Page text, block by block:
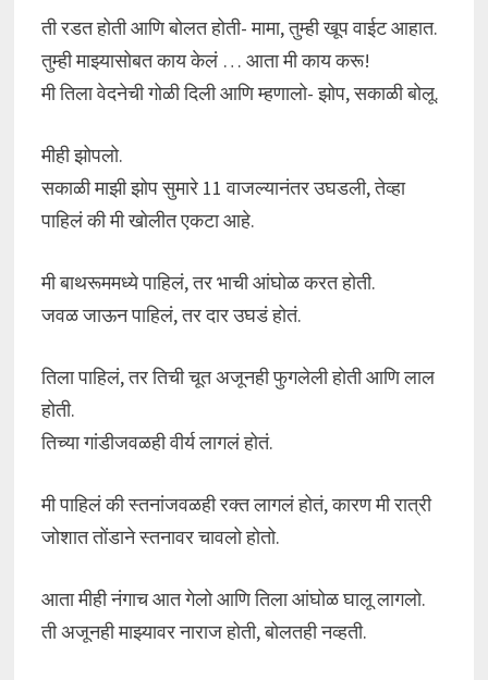
ती रडत होती आणि बोलत होती- मामा, तुम्ही खूप वाईट आहात.
तुम्ही माझ्यासोबत काय केलं … आता मी काय करू!
मी तिला वेदनेची गोळी दिली आणि म्हणालो- झोप, सकाळी बोलू.
मीही झोपलो.
सकाळी माझी झोप सुमारे 11 वाजल्यानंतर उघडली, तेव्हा
पाहिलं की मी खोलीत एकटा आहे.
मी बाथरूममध्ये पाहिलं, तर भाची आंघोळ करत होती.
जवळ जाऊन पाहिलं, तर दार उघडं होतं.
तिला पाहिलं, तर तिची चूत अजूनही फुगलेली होती आणि लाल
होती.
तिच्या गांडीजवळही वीर्य लागलं होतं.
मी पाहिलं की स्तनांजवळही रक्त लागलं होतं, कारण मी रात्री
जोशात तोंडाने स्तनावर चावलो होतो.
आता मीही नंगाच आत गेलो आणि तिला आंघोळ घालू लागलो.
ती अजूनही माझ्यावर नाराज होती, बोलतही नव्हती.